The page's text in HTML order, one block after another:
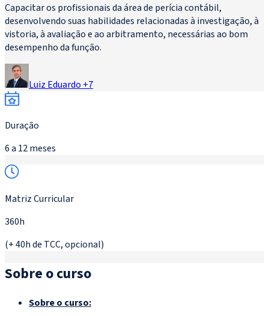
Capacitar os profissionais da área de perícia contábil,
desenvolvendo suas habilidades relacionadas à investigação, à
vistoria, à avaliação e ao arbitramento, necessárias ao bom
desempenho da função.
Luiz Eduardo +7
Duração
6 a 12 meses
Matriz Curricular
360h
(+ 40h de TCC, opcional)
Sobre o curso
Sobre o curso: